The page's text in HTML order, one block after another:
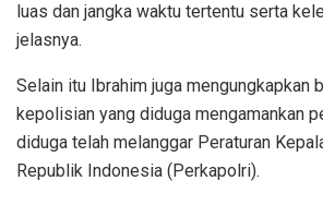
luas dan jangka waktu tertentu serta
jelasnya.
Selain itu Ibrahim juga mengungkapkan
kepolisian yang diduga mengamankan
diduga telah melanggar Peraturan
Republik Indonesia (Perkapolri).